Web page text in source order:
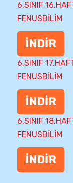
6.SINIF
FENUSBİLİM
İNDİR
6.SINIF
FENUSBİLİM
İNDİR
6.SINIF
FENUSBİLİM
İNDİR